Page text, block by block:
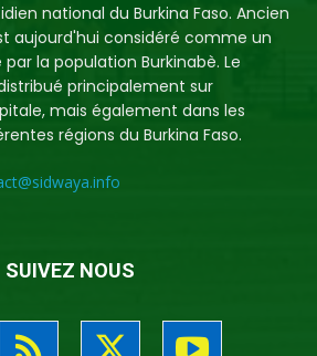
national du Burkina Faso. Ancien
aujourd'hui considéré comme un
la population Burkinabè. Le
principalement sur
mais également dans les
régions du Burkina Faso.
SUIVEZ NOUS